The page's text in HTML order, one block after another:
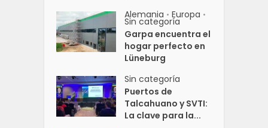
Alemania • Europa •
Sin categoría
Garpa encuentra el
hogar perfecto en
Lüneburg
Sin categoría
Puertos de
Talcahuano y SVTI:
La clave para la...